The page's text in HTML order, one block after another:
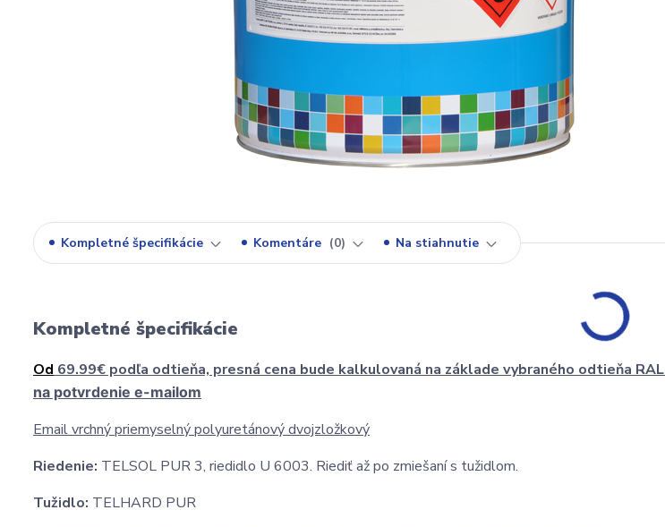
Kompletné špecifikácie Komentáre 0 Na stiahnutie
Kompletné špecifikácie
Od 69.99€ podľa odtieňa, presná cena bude kalkulovaná na základe vybraného odtieňa RAL
na potvrdenie e-mailom
Email vrchný priemyselný polyuretánový dvojzložkový
Riedenie: TELSOL PUR 3, riedidlo U 6003. Riediť až po zmiešaní s tužidlom.
Tužidlo: TELHARD PUR